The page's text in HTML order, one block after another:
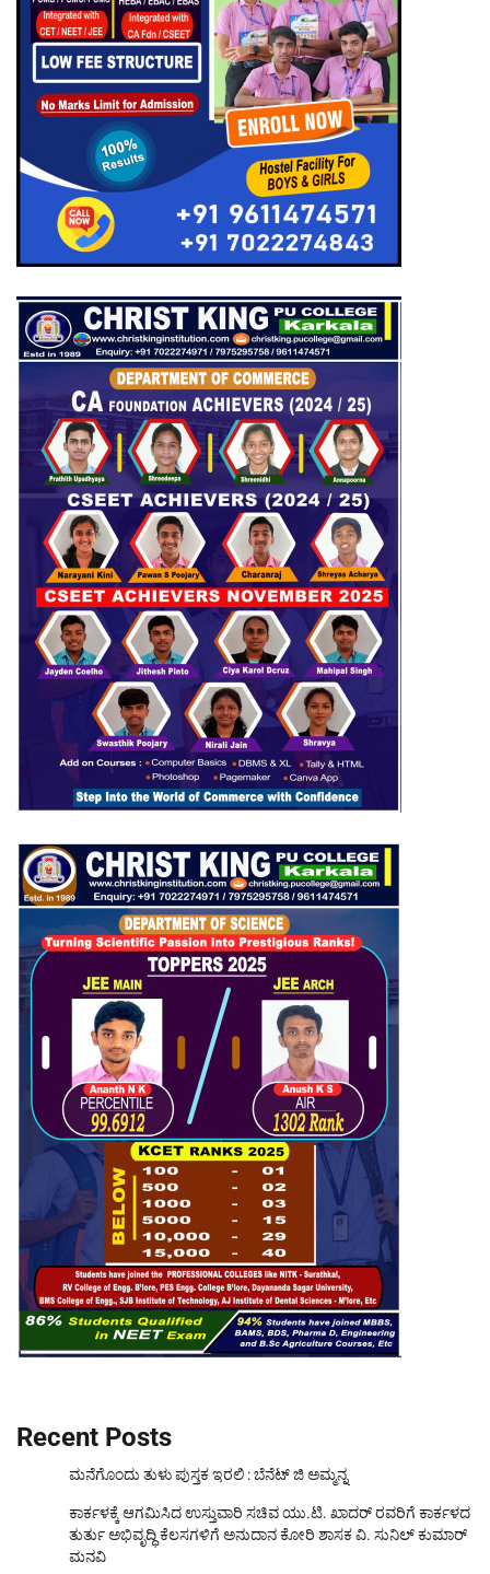
Recent Posts
ಮನೆಗೊಂದು ತುಳು ಪುಸ್ತಕ ಇರಲಿ : ಬೆನೆಟ್ ಜಿ ಅಮ್ಮನ್ನ
ಕಾರ್ಕಳಕ್ಕೆ ಆಗಮಿಸಿದ ಉಸ್ತುವಾರಿ ಸಚಿವ ಯು.ಟಿ. ಖಾದರ್‌ ರವರಿಗೆ ಕಾರ್ಕಳದ
ತುರ್ತು ಅಭಿವೃದ್ಧಿ ಕೆಲಸಗಳಿಗೆ ಅನುದಾನ ಕೋರಿ ಶಾಸಕ ವಿ. ಸುನಿಲ್‌ ಕುಮಾರ್‌
ಮನವಿ